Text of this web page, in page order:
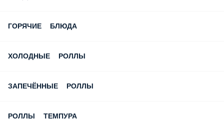
ГОРЯЧИЕ БЛЮДА
ХОЛОДНЫЕ РОЛЛЫ
ЗАПЕЧЁННЫЕ РОЛЛЫ
РОЛЛЫ ТЕМПУРА